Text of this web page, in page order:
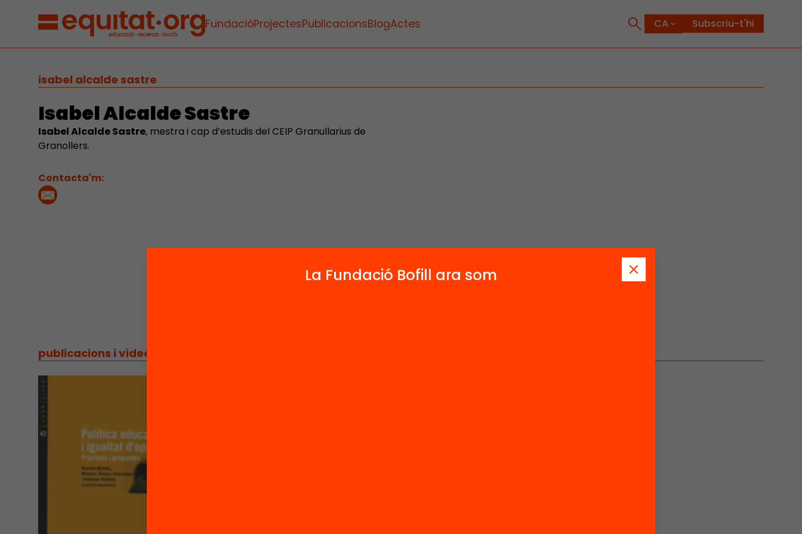
FundacióProjectesPublicacionsBlogActes Subscriu-t'hi
isabel alcalde sastre
Isabel Alcalde Sastre
Isabel Alcalde Sastre, mestra i cap d’estudis del CEIP Granullarius de
Granollers.
Contacta'm:
1
publicacions i vídeos
La Fundació Bofill ara som